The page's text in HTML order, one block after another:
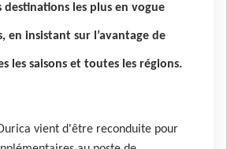
destinations les plus en vogue
en insistant sur l’avantage de
les saisons et toutes les régions.
vient d'être reconduite pour